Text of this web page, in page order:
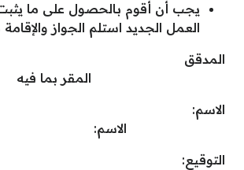
يجب أن أقوم بالحصول على ما
العمل الجديد استلم الجواز والإقامة
المقر بما فيه
الاسم: